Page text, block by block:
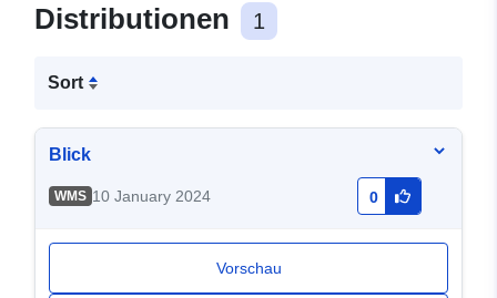
Distributionen 1
Sort
Blick
WMS 10 January 2024 0
Vorschau